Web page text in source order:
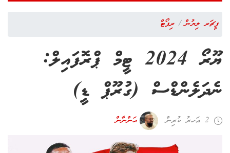
ފީޗަރ ލިޔުން ރިޕޯޓް
ޔޫރޯ 2024 ޓީމް ޕްރޮފައިލް:
ނެދަލެންޑްސް (ގުރޫޕް ޑީ)
2 އަހރު ކުރިން ޙަންނާން